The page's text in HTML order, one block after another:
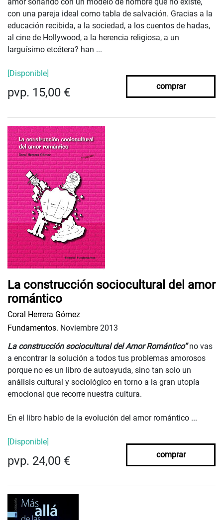
con una pareja ideal como tabla de salvación. Gracias a la
educación recibida, a la sociedad, a los cuentos de hadas,
al cine de Hollywood, a la herencia religiosa, a un
larguísimo etcétera? han ...
[Disponible]
pvp. 15,00 € comprar
La construcción sociocultural del amor
romántico
Coral Herrera Gómez
Fundamentos. Noviembre 2013
La construcción sociocultural del Amor Romántico”no vas
a encontrar la solución a todos tus problemas amorosos
porque no es un libro de autoayuda, sino tan solo un
análisis cultural y sociológico en torno a la gran utopía
emocional que recorre nuestra cultura.
En el libro hablo de la evolución del amor romántico ...
[Disponible]
pvp. 24,00 € comprar